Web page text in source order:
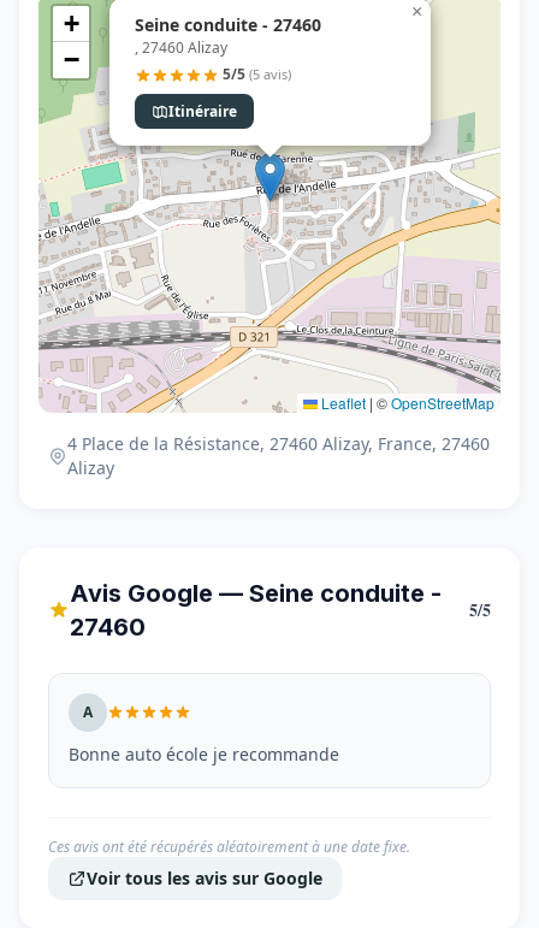
Seine conduite - 27460
, 27460 Alizay
5/5 (5 avis)
Itinéraire
×
+
−
Leaflet | ©OpenStreetMap
4 Place de la Résistance, 27460 Alizay, France, 27460
Alizay
Avis Google — Seine conduite -
27460
5/5
A
Bonne auto école je recommande
Ces avis ont été récupérés aléatoirement à une date fixe.
Voir tous les avis sur Google